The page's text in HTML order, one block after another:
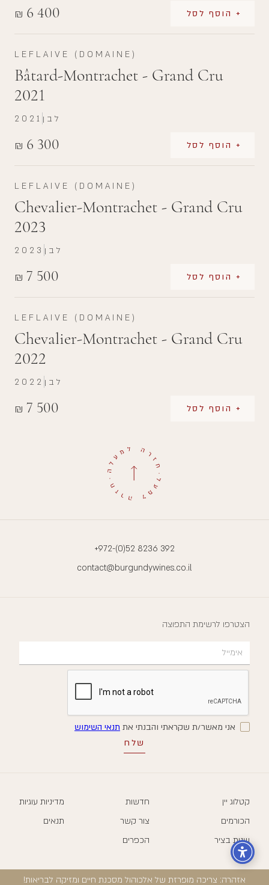
₪ 6 400 + הוסף לסל
LEFLAIVE (DOMAINE)
Bâtard-Montrachet - Grand Cru
2021
₪ 6 300 + הוסף לסל
2021 לבן
LEFLAIVE (DOMAINE)
Chevalier-Montrachet - Grand Cru
2023
₪ 7 500 + הוסף לסל
2023 לבן
LEFLAIVE (DOMAINE)
Chevalier-Montrachet - Grand Cru
2022
₪ 7 500 + הוסף לסל
2022 לבן
+972-(0)52 8236 392
contact@burgundywines.co.il
הצטרפו לרשימת התפוצה
אני מאשר/ת שקראתי והבנתי את תנאי השימוש
קטלוג יין
הכורמים
שנות בציר
חדשות
צור קשר
הכפרים
מדיניות עוגיות
תנאים
אזהרה: צריכה מופרזת של אלכוהול מסכנת חיים ומזיקה לבריאות!